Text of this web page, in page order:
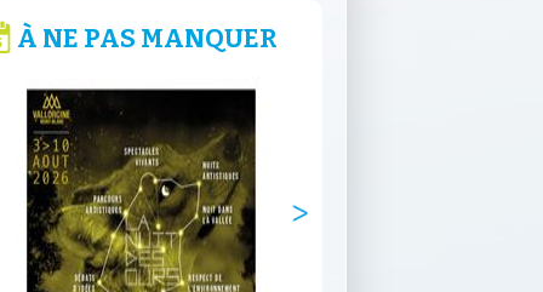
À NE PAS MANQUER